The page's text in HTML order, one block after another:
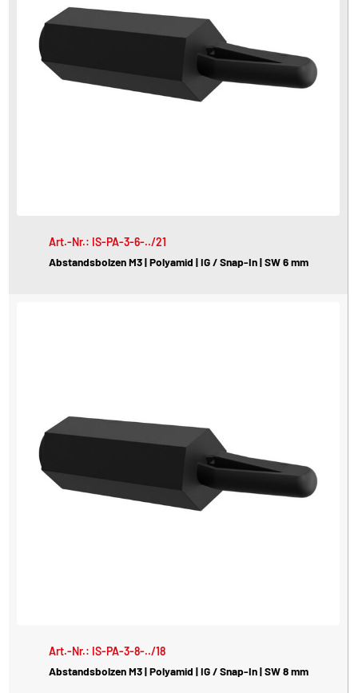
Art.-Nr.: IS-PA-3-6-../21
Abstandsbolzen M3 | Polyamid | IG / Snap-In | SW 6 mm
Art.-Nr.: IS-PA-3-8-../18
Abstandsbolzen M3 | Polyamid | IG / Snap-In | SW 8 mm